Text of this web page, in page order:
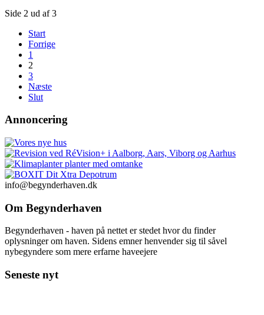
Side 2 ud af 3
Start
Forrige
1
2
3
Næste
Slut
Annoncering
info@begynderhaven.dk
Om Begynderhaven
Begynderhaven - haven på nettet er stedet hvor du finder
oplysninger om haven. Sidens emner henvender sig til såvel
nybegyndere som mere erfarne haveejere
Seneste nyt